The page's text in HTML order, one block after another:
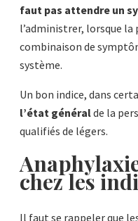
faut pas attendre un
l’administrer, lorsque la
combinaison de
système.
Un bon indice, dans
l’état généralde la
qualifiés de légers.
chez les
Il faut se rappeler que